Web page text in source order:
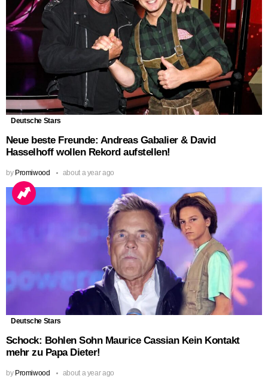
Deutsche Stars
Neue beste Freunde: Andreas Gabalier & David
Hasselhoff wollen Rekord aufstellen!
by Promiwood about a year ago
Deutsche Stars
Schock: Bohlen Sohn Maurice Cassian Kein Kontakt
mehr zu Papa Dieter!
by Promiwood about a year ago